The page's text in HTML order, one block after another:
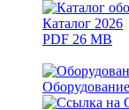
Каталог 2026
PDF 26 MB